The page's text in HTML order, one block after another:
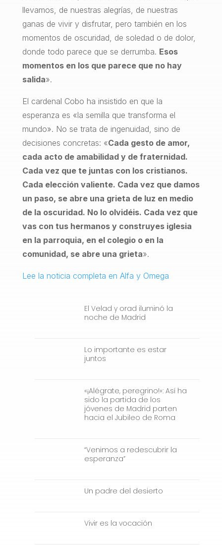
llevamos, de nuestras alegrías, de nuestras
ganas de vivir y disfrutar, pero también en los
momentos de oscuridad, de soledad o de dolor,
donde todo parece que se derrumba. Esos
momentos en los que parece que no hay
salida».
El cardenal Cobo ha insistido en que la
esperanza es «la semilla que transforma el
mundo». No se trata de ingenuidad, sino de
decisiones concretas: «Cada gesto de amor,
cada acto de amabilidad y de fraternidad.
Cada vez que te juntas con los cristianos.
Cada elección valiente. Cada vez que damos
un paso, se abre una grieta de luz en medio
de la oscuridad. No lo olvidéis. Cada vez que
vas con tus hermanos y construyes iglesia
en la parroquia, en el colegio o en la
comunidad, se abre una grieta».
Lee la noticia completa en Alfa y Omega
El Velad y orad iluminó la
noche de Madrid
Lo importante es estar
juntos
«¡Alégrate, peregrino!»: Así ha
sido la partida de los
jóvenes de Madrid parten
hacia el Jubileo de Roma
“Venimos a redescubrir la
esperanza”
Un padre del desierto
Vivir es la vocación